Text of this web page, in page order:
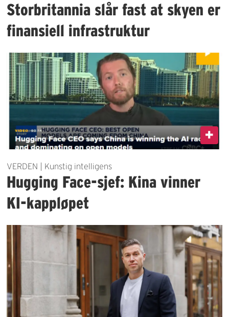
Storbritannia slår fast at skyen er
finansiell infrastruktur
VERDEN | Kunstig intelligens
Hugging Face-sjef: Kina vinner
KI-kappløpet